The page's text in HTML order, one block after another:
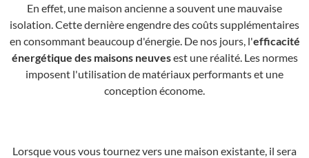
En effet, une maison ancienne a souvent une mauvaise
isolation. Cette dernière engendre des coûts supplémentaires
en consommant beaucoup d'énergie. De nos jours, l'efficacité
énergétique des maisons neuvesest une réalité. Les normes
imposent l'utilisation de matériaux performants et une
conception économe.
Lorsque vous vous tournez vers une maison existante, il sera